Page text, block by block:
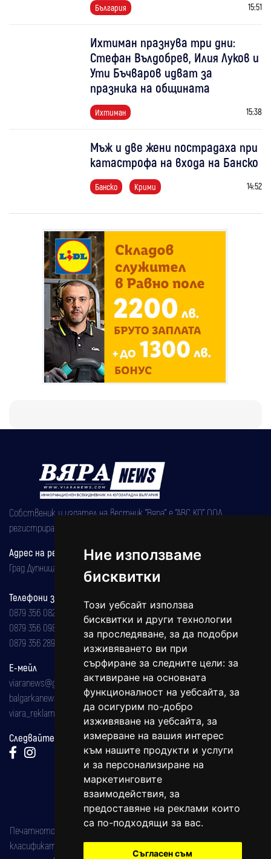
Ние използваме
бисквитки
Този уебсайт използва
бисквитки и други технологии
за проследяване, за да подобри
изживяването ви при
сърфиране за следните цели: за
активиране на основната
функционалност на уебсайта, за
да осигурим по-добро
изживяване на уебсайта, за
измерване на вашия интерес
към нашите продукти и услуги
и за персонализиране на
маркетинговите
взаимодействия, за
предоставяне на реклами които
са по-подходящи за вас.
Съгласен съм
България 15:51
Ихтиман празнува три дни:
Стефан Вълдобрев, Илия Луков и
Ути Бъчваров идват за
празника на общината
Ихтиман 15:38
Мъж и две жени пострадаха при
катастрофа на входа на Банско
Банско Крими 14:52
Собственик и издател на вестник "Вяра" е "АВС КО" ООД,
регистрирана на 08.05.2002 година.
Адрес на редакцията
Град Дупница, ул.''Христо Ботев" 43
Телефони за реклама и абонаменти
0879 356 082
0879 356 098
0879 356 289
Е-мейл
viaranews@gmail.com
balgarkanews@gmail.com
viara_reklama@mail.bg
Следвайте ни:
Печатното издание на вестника е регистрирано в националния
класификатор на печатните издания (Българска национална